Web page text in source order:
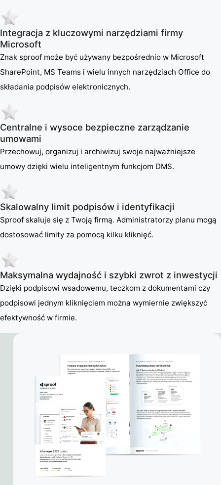
Integracja z kluczowymi narzędziami firmy
Microsoft
Znak sproof może być używany bezpośrednio w Microsoft
SharePoint, MS Teams i wielu innych narzędziach Office do
składania podpisów elektronicznych.
Centralne i wysoce bezpieczne zarządzanie
umowami
Przechowuj, organizuj i archiwizuj swoje najważniejsze
umowy dzięki wielu inteligentnym funkcjom DMS.
Skalowalny limit podpisów i identyfikacji
Sproof skaluje się z Twoją firmą. Administratorzy planu mogą
dostosować limity za pomocą kilku kliknięć.
Maksymalna wydajność i szybki zwrot z inwestycji
Dzięki podpisowi wsadowemu, teczkom z dokumentami czy
podpisowi jednym kliknięciem można wymiernie zwiększyć
efektywność w firmie.